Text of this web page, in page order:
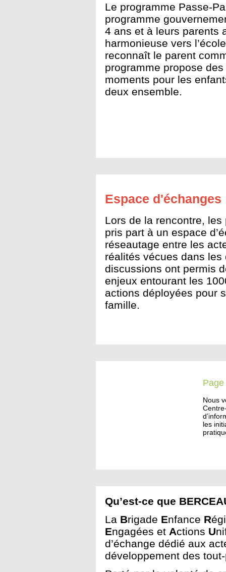
Le programme Passe-
programme
4 ans et à leurs parents
harmonieuse vers
reconnaît le parent
programme propose
moments pour les
deux ensemble.
Espace d'échanges
Lors de la rencontre,
pris part à un espace
réseautage entre les
réalités vécues dans
discussions ont permis
enjeux entourant les
actions déployées pour
famille.
Nous
les
Qu’est-ce que
La Brigade Enfance R
Engagées et Actions U
d’échange dédié aux
développement des